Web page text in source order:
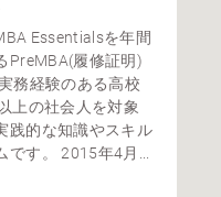
Essentialsを年間
PreMBA(履修証明)
務経験のある高校
上の社会人を対象
践的な知識やスキル
です。 2015年4月...